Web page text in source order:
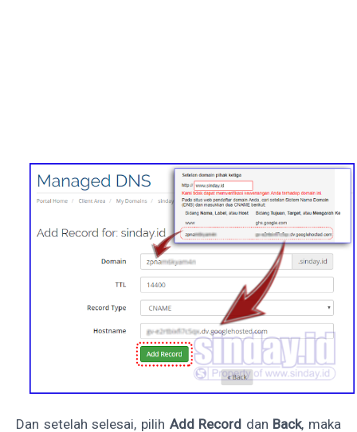
Dan setelah selesai, pilih Add Record dan Back, maka